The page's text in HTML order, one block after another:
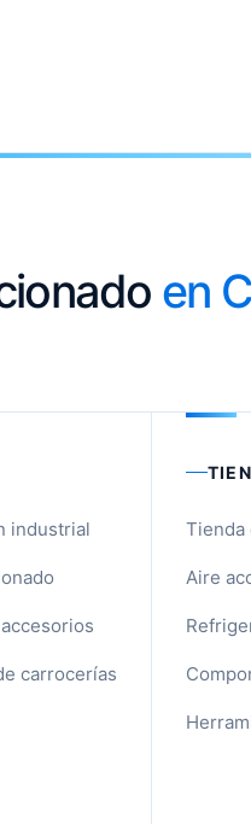
en
industrial
carrocerías
Tienda
Aire